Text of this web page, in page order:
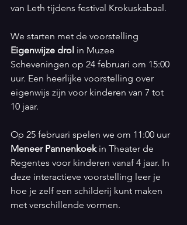
van Leth tijdens festival Krokuskabaal.
We starten met de voorstelling
Eigenwijze drol in Muzee
Scheveningen op 24 februari om 15:00
uur. Een heerlijke voorstelling over
eigenwijs zijn voor kinderen van 7 tot
10 jaar.
Op 25 februari spelen we om 11:00 uur
Meneer Pannenkoek in Theater de
Regentes voor kinderen vanaf 4 jaar. In
deze interactieve voorstelling leer je
hoe je zelf een schilderij kunt maken
met verschillende vormen.